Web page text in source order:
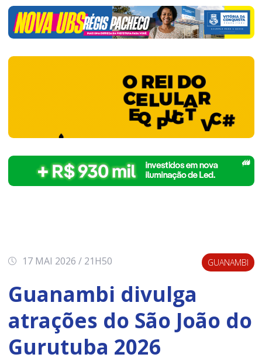
17 MAI 2026 / 21H50 GUANAMBI
Guanambi divulga
atrações do São João do
Gurutuba 2026